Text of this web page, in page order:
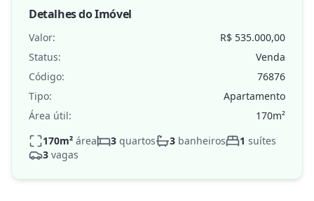
Detalhes do Imóvel
Valor:
R$ 535.000,00
Status:
Venda
Código:
76876
Tipo:
Apartamento
Área útil:
170m²
170m² área 3 quartos 3 banheiros 1 suítes
3 vagas